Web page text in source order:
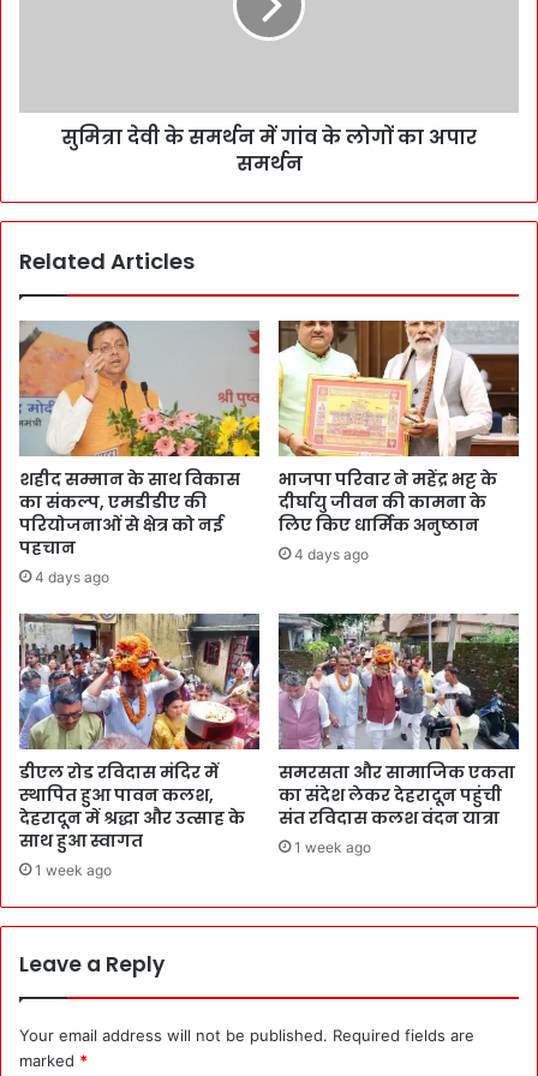
सुमित्रा देवी के समर्थन में गांव के लोगों का अपार
समर्थन
Related Articles
शहीद सम्मान के साथ विकास
का संकल्प, एमडीडीए की
परियोजनाओं से क्षेत्र को नई
पहचान
4 days ago
भाजपा परिवार ने महेंद्र भट्ट के
दीर्घायु जीवन की कामना के
लिए किए धार्मिक अनुष्ठान
4 days ago
डीएल रोड रविदास मंदिर में
स्थापित हुआ पावन कलश,
देहरादून में श्रद्धा और उत्साह के
साथ हुआ स्वागत
1 week ago
समरसता और सामाजिक एकता
का संदेश लेकर देहरादून पहुंची
संत रविदास कलश वंदन यात्रा
1 week ago
Leave a Reply
Your email address will not be published. Required fields are
marked *